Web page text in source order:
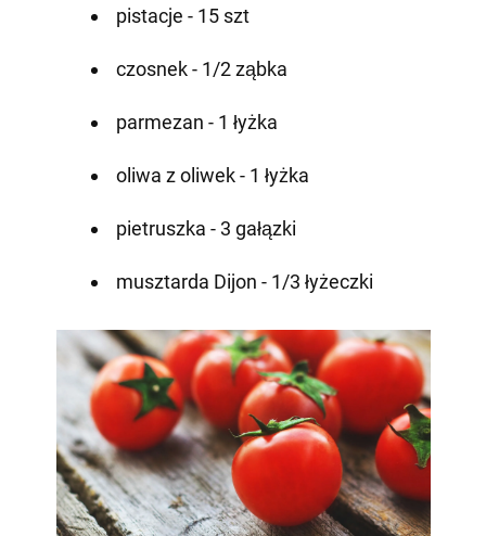
pistacje - 15 szt
czosnek - 1/2 ząbka
parmezan - 1 łyżka
oliwa z oliwek - 1 łyżka
pietruszka - 3 gałązki
musztarda Dijon - 1/3 łyżeczki